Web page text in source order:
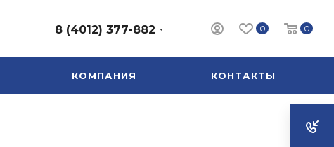
0 0
8 (4012) 377-882
КОМПАНИЯ КОНТАКТЫ